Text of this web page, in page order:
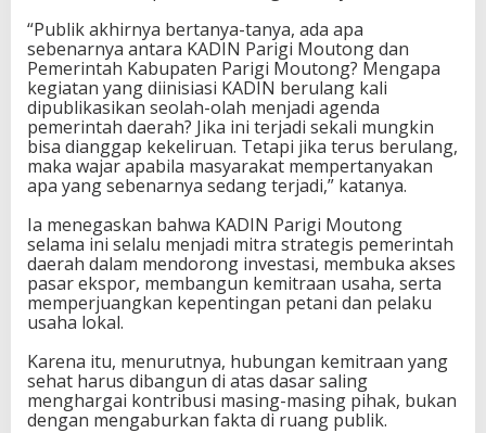
“Publik akhirnya bertanya-tanya, ada apa
sebenarnya antara KADIN Parigi Moutong dan
Pemerintah Kabupaten Parigi Moutong? Mengapa
kegiatan yang diinisiasi KADIN berulang kali
dipublikasikan seolah-olah menjadi agenda
pemerintah daerah? Jika ini terjadi sekali mungkin
bisa dianggap kekeliruan. Tetapi jika terus berulang,
maka wajar apabila masyarakat mempertanyakan
apa yang sebenarnya sedang terjadi,” katanya.
Ia menegaskan bahwa KADIN Parigi Moutong
selama ini selalu menjadi mitra strategis pemerintah
daerah dalam mendorong investasi, membuka akses
pasar ekspor, membangun kemitraan usaha, serta
memperjuangkan kepentingan petani dan pelaku
usaha lokal.
Karena itu, menurutnya, hubungan kemitraan yang
sehat harus dibangun di atas dasar saling
menghargai kontribusi masing-masing pihak, bukan
dengan mengaburkan fakta di ruang publik.